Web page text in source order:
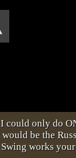
could only do
be the
Swing works